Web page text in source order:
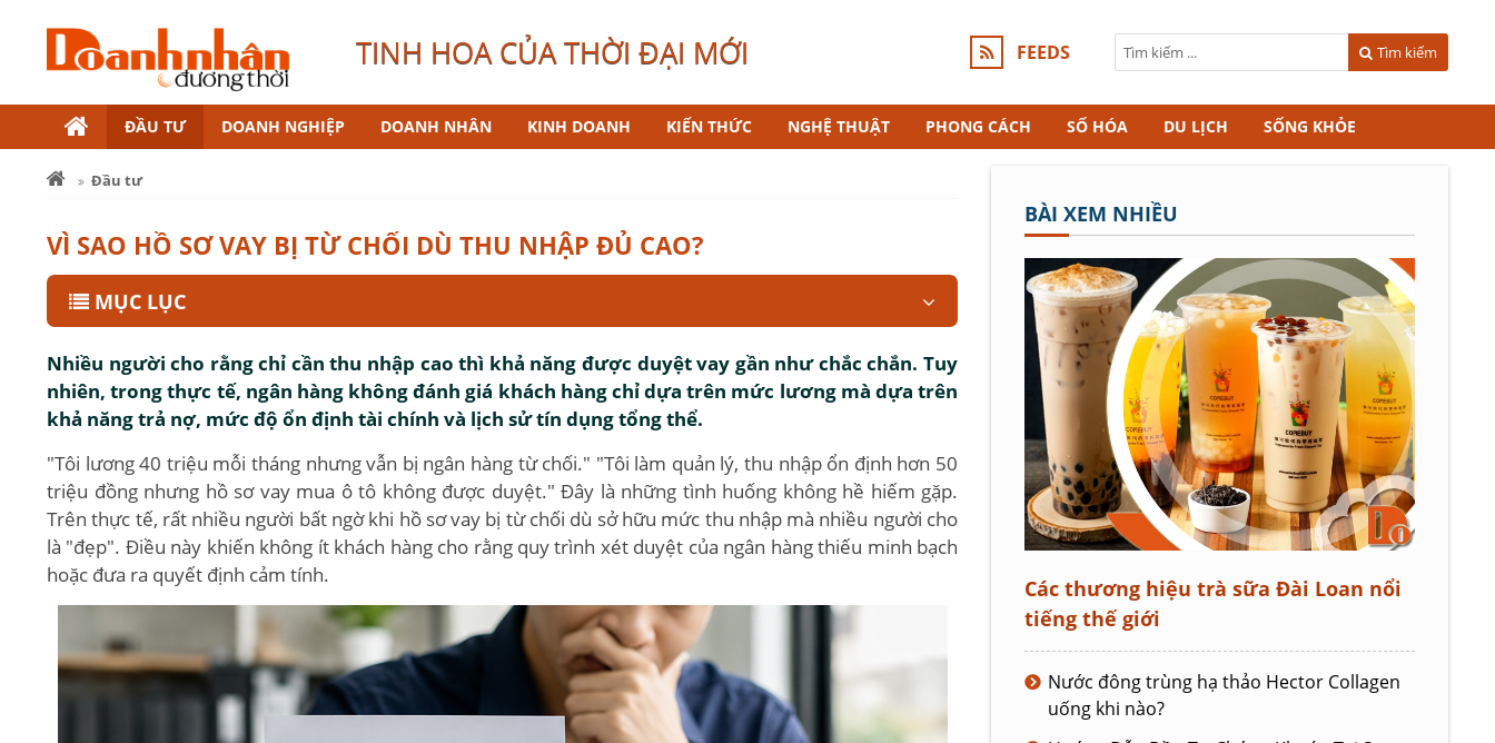
TINH HOA CỦA THỜI ĐẠI MỚI FEEDS Tìm kiếm
ĐẦU TƯ DOANH NGHIỆP DOANH NHÂN KINH DOANH KIẾN THỨC NGHỆ THUẬT PHONG CÁCH SỐ HÓA DU LỊCH SỐNG KHỎE
Đầu tư
VÌ SAO HỒ SƠ VAY BỊ TỪ CHỐI DÙ THU NHẬP ĐỦ CAO?
MỤC LỤC
Nhiều người cho rằng chỉ cần thu nhập cao thì khả năng được duyệt vay gần như chắc chắn. Tuy
nhiên, trong thực tế, ngân hàng không đánh giá khách hàng chỉ dựa trên mức lương mà dựa trên
khả năng trả nợ, mức độ ổn định tài chính và lịch sử tín dụng tổng thể.
"Tôi lương 40 triệu mỗi tháng nhưng vẫn bị ngân hàng từ chối." "Tôi làm quản lý, thu nhập ổn định hơn 50
triệu đồng nhưng hồ sơ vay mua ô tô không được duyệt." Đây là những tình huống không hề hiếm gặp.
Trên thực tế, rất nhiều người bất ngờ khi hồ sơ vay bị từ chối dù sở hữu mức thu nhập mà nhiều người cho
là "đẹp". Điều này khiến không ít khách hàng cho rằng quy trình xét duyệt của ngân hàng thiếu minh bạch
hoặc đưa ra quyết định cảm tính.
BÀI XEM NHIỀU
Các thương hiệu trà sữa Đài Loan nổi
tiếng thế giới
Nước đông trùng hạ thảo Hector Collagen
uống khi nào?